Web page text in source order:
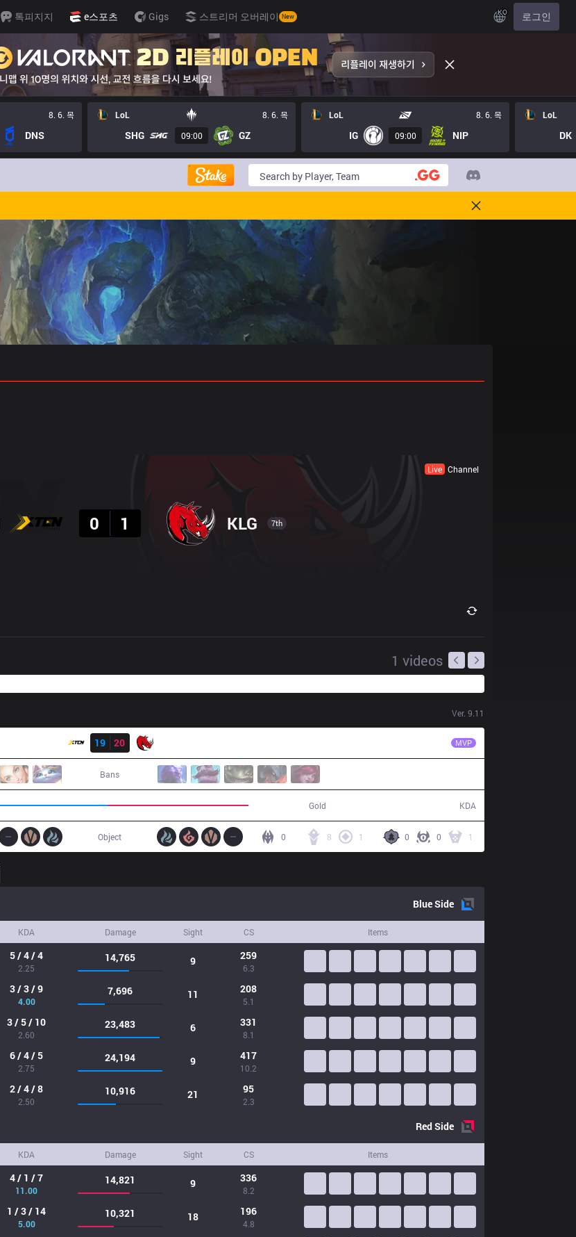
톡피지지 e스포츠 Gigs 스트리머 오버레이 New KO 로그인
8. 6. 목
DNS
LoL 8. 6. 목
SHG 09:00 GZ
LoL 8. 6. 목
IG 09:00 NIP
LoL
DK
Live Channel
0
1 KLG 7th
1 videos
Ver. 9.11
19
20 MVP
Bans
Gold KDA
0 0 1
8 1
0
Object
BlueSide
KDA Damage Sight CS Items
5 / 4 / 4
2.25
14,765 9 259
6.3
3 / 3 / 9
4.00
7,696 11 208
5.1
3 / 5 / 10
2.60
23,483 6 331
8.1
6 / 4 / 5
2.75
24,194 9 417
10.2
2 / 4 / 8
2.50
10,916 21 95
2.3
RedSide
KDA Damage Sight CS Items
4 / 1 / 7
11.00
14,821 9 336
8.2
1 / 3 / 14
5.00
10,321 18 196
4.8